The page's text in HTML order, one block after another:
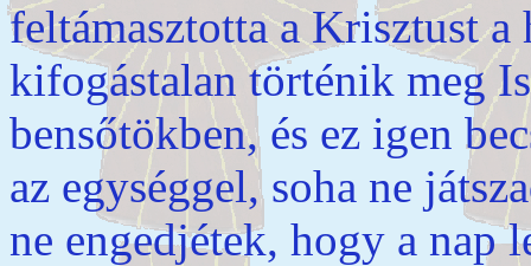
feltámasztotta a Krisztust
kifogástalan történik meg
bensőtökben, és ez igen
az egységgel, soha ne
ne engedjétek, hogy a nap